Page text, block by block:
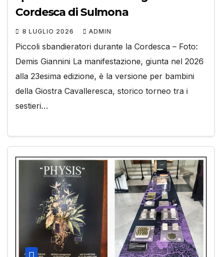
Cordesca di Sulmona
8 LUGLIO 2026 ADMIN
Piccoli sbandieratori durante la Cordesca – Foto:
Demis Giannini La manifestazione, giunta nel 2026
alla 23esima edizione, è la versione per bambini
della Giostra Cavalleresca, storico torneo tra i
sestieri…